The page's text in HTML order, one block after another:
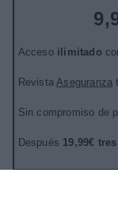
Acceso ilimitado
RevistaAseguranza
Sin compromiso de
Después 19,99€